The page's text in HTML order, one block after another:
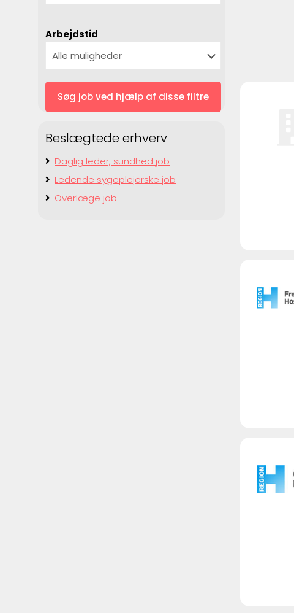
Arbejdstid
Beslægtede erhverv
Daglig leder, sundhed job
Ledende sygeplejerske job
Overlæge job